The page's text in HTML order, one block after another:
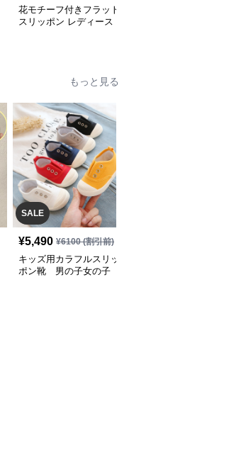
花モチーフ付きフラット
スリッポン レディース
もっと見る
SALE
¥5,490 ¥6100(割引前)
キッズ用カラフルスリッ
ポン靴 男の子女の子